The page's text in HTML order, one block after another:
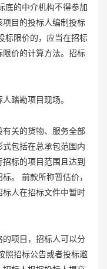
底的中介机构不得参加
目的投标人编制投标
标限价的，应当在招标
价的计算方法。招标
踏勘项目现场。
关的货物、服务全部
包括在总承包范围内
标的项目范围且达到
。 前款所称暂估价，
人在招标文件中暂时
项目，招标人可以分
照招标公告或者投标邀